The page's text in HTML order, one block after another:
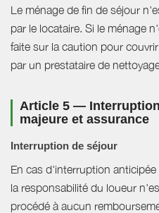
Le ménage de fin de séjour
par le locataire. Si le ménage
faite sur la caution pour
par un prestataire de
Article 5 —
majeure et assurance
Interruption de séjour
En cas d'interruption
la responsabilité du loueur
procédé à aucun